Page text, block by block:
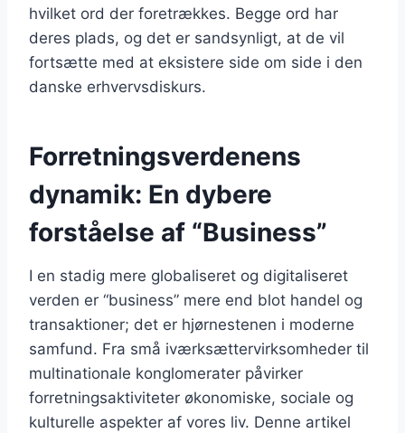
hvilket ord der foretrækkes. Begge ord har
deres plads, og det er sandsynligt, at de vil
fortsætte med at eksistere side om side i den
danske erhvervsdiskurs.
Forretningsverdenens
dynamik: En dybere
forståelse af “Business”
I en stadig mere globaliseret og digitaliseret
verden er “business” mere end blot handel og
transaktioner; det er hjørnestenen i moderne
samfund. Fra små iværksættervirksomheder til
multinationale konglomerater påvirker
forretningsaktiviteter økonomiske, sociale og
kulturelle aspekter af vores liv. Denne artikel